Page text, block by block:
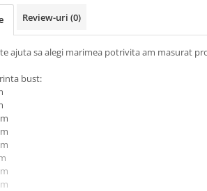
Review-uri (0)
ajuta sa alegi marimea potrivita am masurat
bust: